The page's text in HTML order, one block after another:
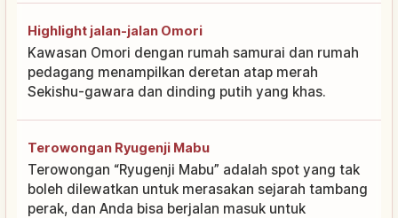
Highlight jalan-jalan Omori
Kawasan Omori dengan rumah samurai dan rumah
pedagang menampilkan deretan atap merah
Sekishu-gawara dan dinding putih yang khas.
Terowongan Ryugenji Mabu
Terowongan “Ryugenji Mabu” adalah spot yang tak
boleh dilewatkan untuk merasakan sejarah tambang
perak, dan Anda bisa berjalan masuk untuk